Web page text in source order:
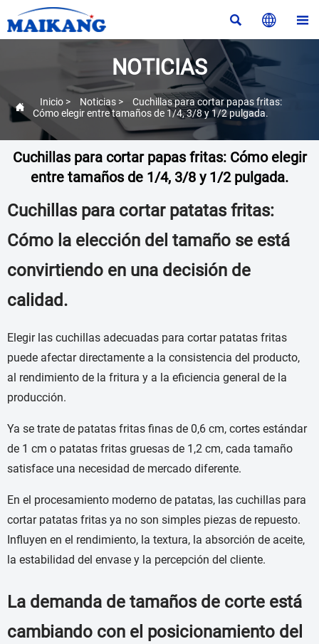
  
NOTICIAS
 Inicio > Noticias >
Cuchillas para cortar papas fritas:
Cómo elegir entre tamaños de 1/4, 3/8 y 1/2 pulgada.
Cuchillas para cortar papas fritas: Cómo elegir
entre tamaños de 1/4, 3/8 y 1/2 pulgada.
Cuchillas para cortar patatas fritas:
Cómo la elección del tamaño se está
convirtiendo en una decisión de
calidad.
Elegir las cuchillas adecuadas para cortar patatas fritas
puede afectar directamente a la consistencia del producto,
al rendimiento de la fritura y a la eficiencia general de la
producción.
Ya se trate de patatas fritas finas de 0,6 cm, cortes estándar
de 1 cm o patatas fritas gruesas de 1,2 cm, cada tamaño
satisface una necesidad de mercado diferente.
En el procesamiento moderno de patatas, las cuchillas para
cortar patatas fritas ya no son simples piezas de repuesto.
Influyen en el rendimiento, la textura, la absorción de aceite,
la estabilidad del envase y la percepción del cliente.
La demanda de tamaños de corte está
cambiando con el posicionamiento del